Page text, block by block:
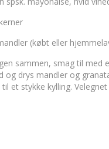
(købt eller
sammen, smag til med
og drys mandler og
til et stykke kylling.